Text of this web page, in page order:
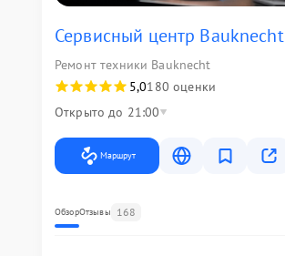
Сервисный центр Bauknecht
Ремонт техники Bauknecht
5,0180 оценки
Открыто до 21:00
Маршрут
ОбзорОтзывы 168